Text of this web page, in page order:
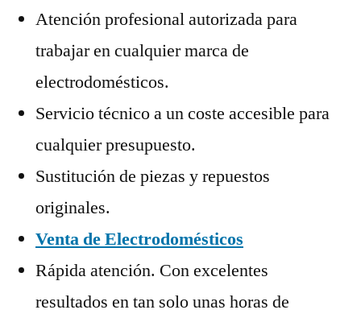
Atención profesional autorizada para
trabajar en cualquier marca de
electrodomésticos.
Servicio técnico a un coste accesible para
cualquier presupuesto.
Sustitución de piezas y repuestos
originales.
Venta de Electrodomésticos
Rápida atención. Con excelentes
resultados en tan solo unas horas de